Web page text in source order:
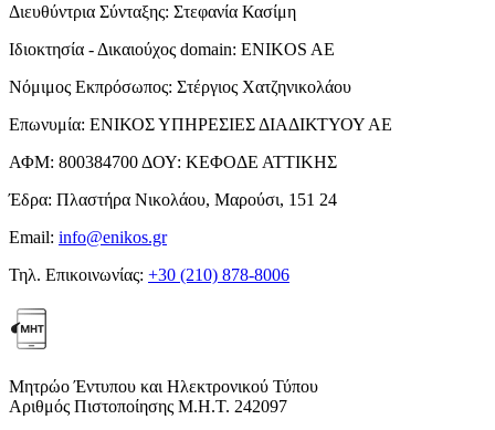
Διευθύντρια Σύνταξης: Στεφανία Κασίμη
Ιδιοκτησία - Δικαιούχος domain: ENIKOS AE
Νόμιμος Εκπρόσωπος: Στέργιος Χατζηνικολάου
Επωνυμία: ΕΝΙΚΟΣ ΥΠΗΡΕΣΙΕΣ ΔΙΑΔΙΚΤΥΟΥ ΑΕ
ΑΦΜ: 800384700 ΔΟΥ: ΚΕΦΟΔΕ ΑΤΤΙΚΗΣ
Έδρα: Πλαστήρα Νικολάου, Μαρούσι, 151 24
Email: info@enikos.gr
Τηλ. Επικοινωνίας: +30 (210) 878-8006
Μητρώο Έντυπου και Ηλεκτρονικού Τύπου
Αριθμός Πιστοποίησης Μ.Η.Τ. 242097